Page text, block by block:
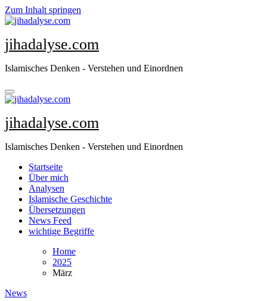
Zum Inhalt springen
jihadalyse.com
Islamisches Denken - Verstehen und Einordnen
jihadalyse.com
Islamisches Denken - Verstehen und Einordnen
Startseite
Über mich
Analysen
Islamische Geschichte
Übersetzungen
News Feed
wichtige Begriffe
Home
2025
März
News